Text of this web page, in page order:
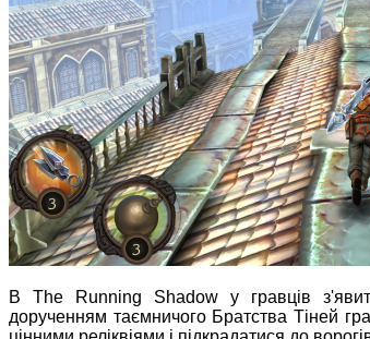
В The Running Shadow у гравців
дорученням таємничого Братства Тіней